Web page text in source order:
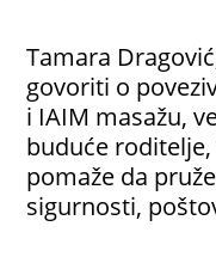
Tamara
govoriti o
i IAIM masažu,
buduće
pomaže da
sigurnosti,